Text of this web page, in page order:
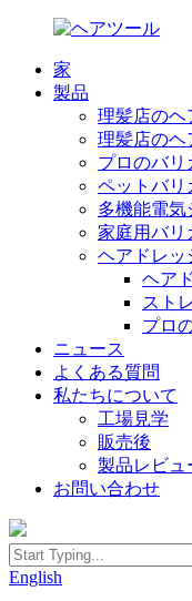
家
製品
理髪店のヘ
理髪店のヘ
プロのバリ
ペットバリ
多機能電気
家庭用バリ
ヘアドレッ
ヘア
スト
プロ
ニュース
よくある質問
私たちについて
工場見学
販売後
製品レビュ
お問い合わせ
English